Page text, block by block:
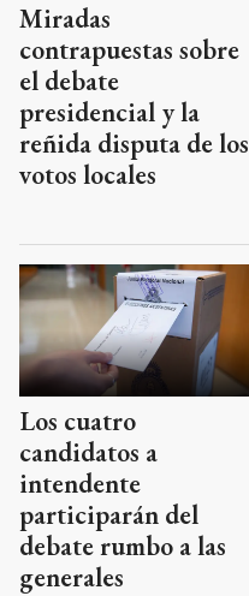
Miradas
contrapuestas sobre
el debate
presidencial y la
reñida disputa de los
votos locales
Los cuatro
candidatos a
intendente
participarán del
debate rumbo a las
generales